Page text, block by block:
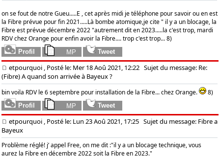
on se fout de notre Gueu.....E , cet après midi je téléphone pour savoir ou en est
la Fibre prévue pour fin 2021.....Là bombe atomique,je cite " il y a un blocage, la
Fibre est prévue décembre 2022 "autrement dit en 2023.....la c'est trop, mardi
RDV chez Orange pour enfin avoir la Fibre.... trop c'est trop... 8)
etpourquoi , Posté le: Mer 18 Aoû 2021, 12:22 Sujet du message: Re:
(Fibre) A quand son arrivée à Bayeux ?
bin voila RDV le 6 septembre pour installation de la Fibre... chez Orange. 8)
etpourquoi , Posté le: Lun 23 Aoû 2021, 17:25 Sujet du message: Fibre a
Bayeux
Problème réglé! j’ appel Free, on me dit :"il y a un blocage technique, vous
aurez la Fibre en décembre 2022 soit la Fibre en 2023."